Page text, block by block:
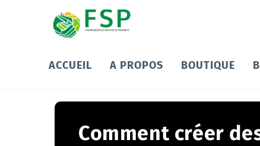
ACCUEIL A PROPOS BOUTIQUE
Comment créer